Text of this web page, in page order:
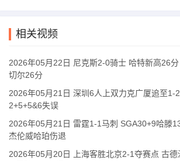
绝平！
[文班关键抛投]文班亚马生死时刻单打杰伦威
[卡鲁索三分] 助雷霆反超卡鲁索关键三分轰进
[文班隔扣两人]炸裂天赋！文班亚马隔着SGA
相关视频
2026年05月22日 尼克斯2-0骑士 哈特新高26
切尔26分
2026年05月21日 深圳6人上双力克广厦追至1-
2+5+5&6失误
2026年05月21日 雷霆1-1马刺 SGA30+9哈滕
杰伦威哈珀伤退
2026年05月20日 上海客胜北京2-1夺赛点 古德